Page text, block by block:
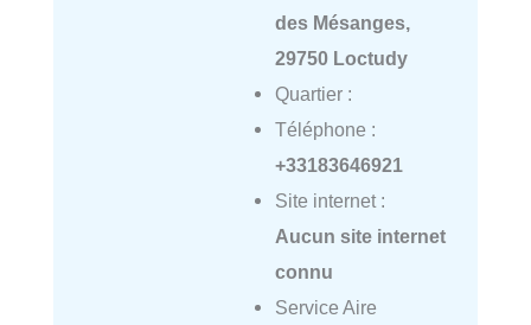
des Mésanges,
29750 Loctudy
Quartier :
Téléphone :
+33183646921
Site internet :
Aucun site internet
connu
Service Aire